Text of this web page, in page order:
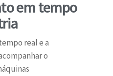
em tempo
real e a
o